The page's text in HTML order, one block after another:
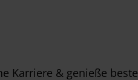
Karriere & genieße beste